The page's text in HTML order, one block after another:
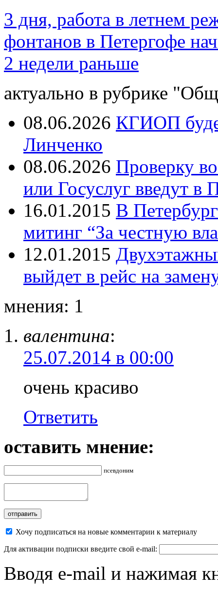
3 дня, работа в летнем
фонтанов в Петергофе
2 недели раньше
актуально в рубрике
08.06.2026 КГИОП
Линченко
08.06.2026 Проверку
или Госуслуг введут в
16.01.2015 В
митинг “За честную
12.01.2015
выйдет в рейс на
мнения: 1
валентина:
25.07.2014 в 00:00
очень красиво
Ответить
оставить мнение:
псевдоним
Хочу подписаться на новые комментарии к материалу
Для активации подписки введите свой e-mail:
Вводя e-mail и нажимая